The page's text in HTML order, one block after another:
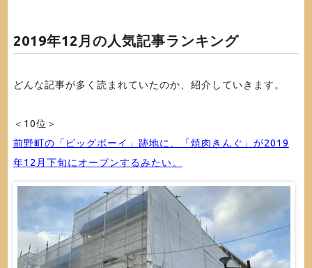
2019年12月の人気記事ランキング
どんな記事が多く読まれていたのか、紹介していきます。
＜10位＞
前野町の「ビッグボーイ」跡地に、「焼肉きんぐ」が2019
年12月下旬にオープンするみたい。